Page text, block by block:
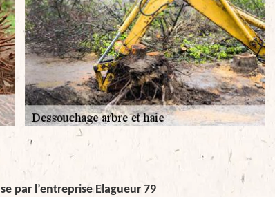
par l’entreprise Elagueur 79